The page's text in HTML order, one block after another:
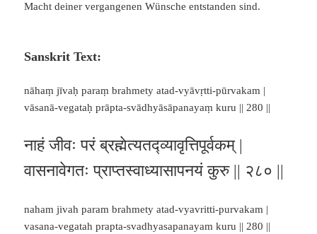
Macht deiner vergangenen Wünsche entstanden sind.
Sanskrit Text:
nāhaṃ jīvaḥ paraṃ brahmety atad-vyāvṛtti-pūrvakam |
vāsanā-vegataḥ prāpta-svādhyāsāpanayaṃ kuru || 280 ||
नाहं जीवः परं ब्रह्मेत्यतद्व्यावृत्तिपूर्वकम् |
वासनावेगतः प्राप्तस्वाध्यासापनयं कुरु || २८० ||
naham jivah param brahmety atad-vyavritti-purvakam |
vasana-vegatah prapta-svadhyasapanayam kuru || 280 ||